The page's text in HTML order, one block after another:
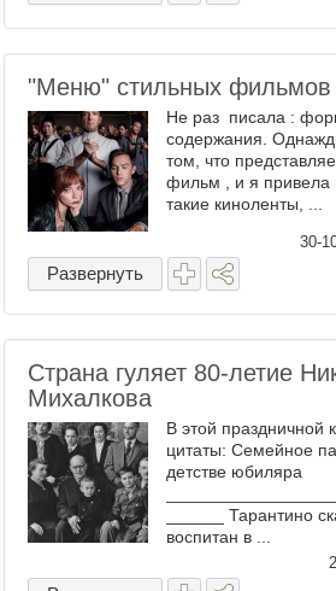
"Меню" стильных фильмов
Не раз писала :
содержания.
том, что
фильм , и я привела
такие киноленты, ...
30-
Развернуть
Страна гуляет 80-летие
Михалкова
В этой праздничной
цитаты: Семейное
детстве юбиляра
______ Тарантино
воспитан в ...